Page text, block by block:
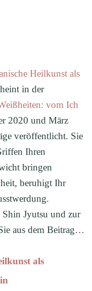
Heilkunst als
in der
vom Ich
2020 und März
veröffentlicht. Sie
Ihren
bringen
beruhigt Ihr
Jyutsu und zur
aus dem Beitrag…
als